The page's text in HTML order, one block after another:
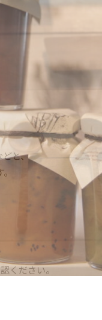
どと、
ください。